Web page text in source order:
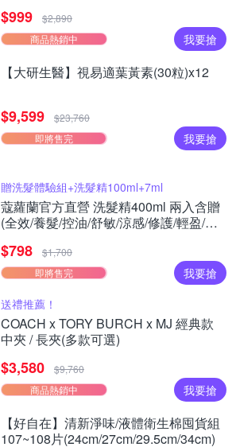
$999
$2,890
商品熱銷中
我要搶
【大研生醫】視易適葉黃素(30粒)x12
$9,599
$23,760
即將售完
我要搶
贈洗髮體驗組+洗髮精100ml+7ml
蔻蘿蘭官方直營 洗髮精400ml 兩入含贈
(全效/養髮/控油/舒敏/涼感/修護/輕盈/護
$798
$1,700
即將售完
我要搶
送禮推薦！
COACH x TORY BURCH x MJ 經典款
中夾 / 長夾(多款可選)
$3,580
$9,760
商品熱銷中
我要搶
【好自在】清新淨味/液體衛生棉囤貨組
107~108片(24cm/27cm/29.5cm/34cm)